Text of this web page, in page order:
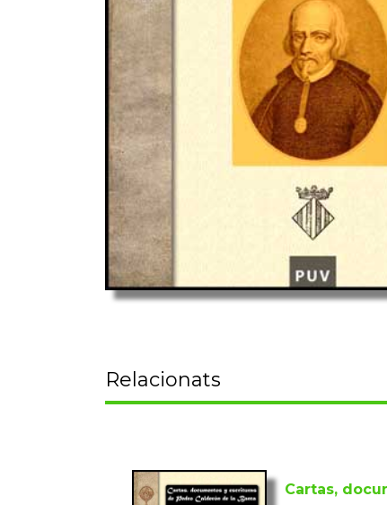
Relacionats
Cartas,